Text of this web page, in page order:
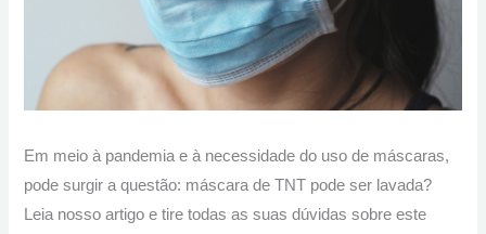
Em meio à pandemia e à necessidade do uso de máscaras,
pode surgir a questão: máscara de TNT pode ser lavada?
Leia nosso artigo e tire todas as suas dúvidas sobre este